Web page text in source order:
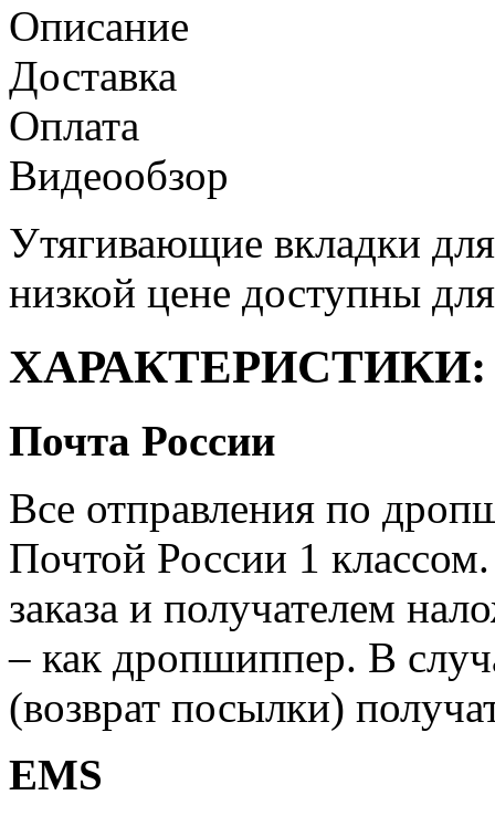
Описание
Доставка
Оплата
Видеообзор
Утягивающие вкладки
низкой цене доступны
ХАРАКТЕРИСТИКИ:
Почта России
Все отправления по
Почтой России 1
заказа и получателем
– как дропшиппер. В
(возврат посылки)
EMS